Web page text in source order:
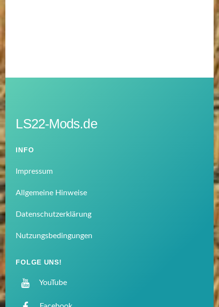
LS22-Mods.de
INFO
Impressum
Allgemeine Hinweise
Datenschutzerklärung
Nutzungsbedingungen
FOLGE UNS!
YouTube